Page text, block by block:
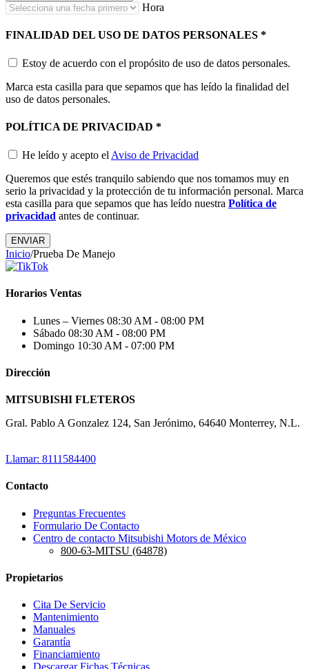
Hora
FINALIDAD DEL USO DE DATOS PERSONALES *
Estoy de acuerdo con el propósito de uso de datos personales.
Marca esta casilla para que sepamos que has leído la finalidad del
uso de datos personales.
POLÍTICA DE PRIVACIDAD *
He leído y acepto el Aviso de Privacidad
Queremos que estés tranquilo sabiendo que nos tomamos muy en
serio la privacidad y la protección de tu información personal. Marca
esta casilla para que sepamos que has leído nuestra Política de
privacidad antes de continuar.
ENVIAR
Inicio/Prueba De Manejo
Horarios Ventas
Lunes – Viernes 08:30 AM - 08:00 PM
Sábado 08:30 AM - 08:00 PM
Domingo 10:30 AM - 07:00 PM
Dirección
MITSUBISHI FLETEROS
Gral. Pablo A Gonzalez 124, San Jerónimo, 64640 Monterrey, N.L.
Llamar: 8111584400
Contacto
Preguntas Frecuentes
Formulario De Contacto
Centro de contacto Mitsubishi Motors de México
800-63-MITSU (64878)
Propietarios
Cita De Servicio
Mantenimiento
Manuales
Garantía
Financiamiento